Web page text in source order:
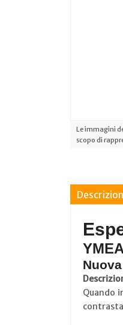
Le immagini
scopo di
Quando